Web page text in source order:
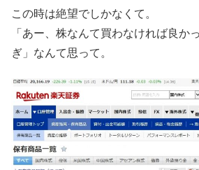
この時は絶望でしかなくて。
「あー、株なんて買わなければ良か
ぎ」なんて思って。